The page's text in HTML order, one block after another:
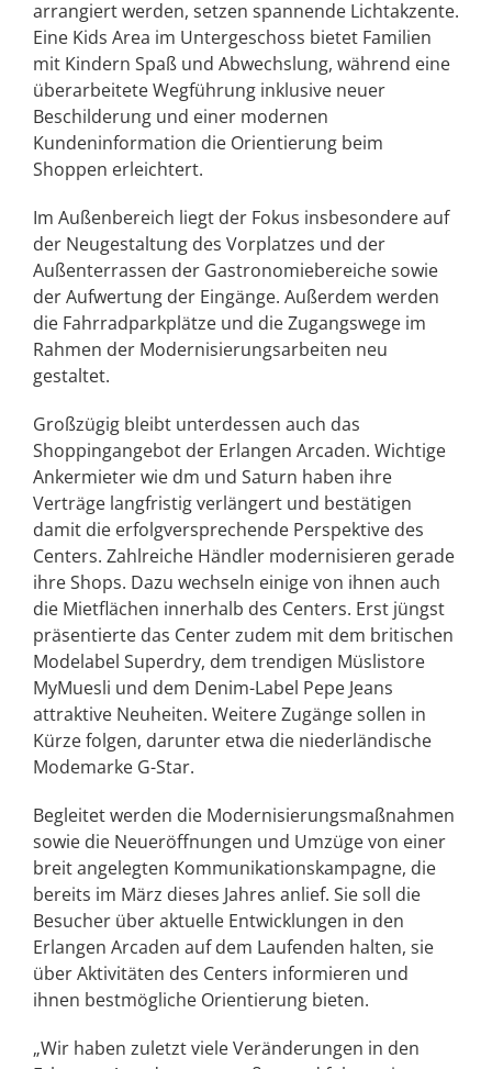
arrangiert werden, setzen spannende Lichtakzente.
Eine Kids Area im Untergeschoss bietet Familien
mit Kindern Spaß und Abwechslung, während eine
überarbeitete Wegführung inklusive neuer
Beschilderung und einer modernen
Kundeninformation die Orientierung beim
Shoppen erleichtert.
Im Außenbereich liegt der Fokus insbesondere auf
der Neugestaltung des Vorplatzes und der
Außenterrassen der Gastronomiebereiche sowie
der Aufwertung der Eingänge. Außerdem werden
die Fahrradparkplätze und die Zugangswege im
Rahmen der Modernisierungsarbeiten neu
gestaltet.
Großzügig bleibt unterdessen auch das
Shoppingangebot der Erlangen Arcaden. Wichtige
Ankermieter wie dm und Saturn haben ihre
Verträge langfristig verlängert und bestätigen
damit die erfolgversprechende Perspektive des
Centers. Zahlreiche Händler modernisieren gerade
ihre Shops. Dazu wechseln einige von ihnen auch
die Mietflächen innerhalb des Centers. Erst jüngst
präsentierte das Center zudem mit dem britischen
Modelabel Superdry, dem trendigen Müslistore
MyMuesli und dem Denim-Label Pepe Jeans
attraktive Neuheiten. Weitere Zugänge sollen in
Kürze folgen, darunter etwa die niederländische
Modemarke G-Star.
Begleitet werden die Modernisierungsmaßnahmen
sowie die Neueröffnungen und Umzüge von einer
breit angelegten Kommunikationskampagne, die
bereits im März dieses Jahres anlief. Sie soll die
Besucher über aktuelle Entwicklungen in den
Erlangen Arcaden auf dem Laufenden halten, sie
über Aktivitäten des Centers informieren und
ihnen bestmögliche Orientierung bieten.
„Wir haben zuletzt viele Veränderungen in den